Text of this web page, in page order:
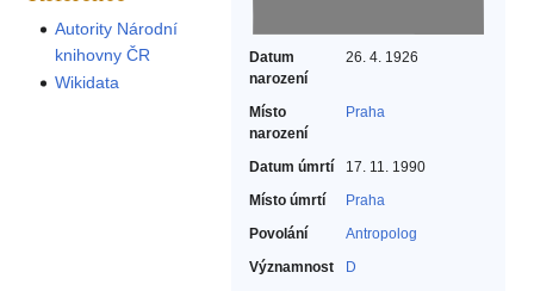
Datum
narození
26. 4. 1926
Místo
narození
Praha
Datum úmrtí
17. 11. 1990
Místo úmrtí
Praha
Povolání
Antropolog‎
Významnost
D
Autority Národní
knihovny ČR
Wikidata